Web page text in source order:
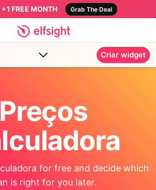
FREE MONTH Grab The Deal
Criar widget
Preços
for free and decide which
is right for you later.